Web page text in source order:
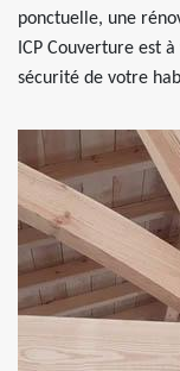
ponctuelle, une
ICP Couverture est
sécurité de votre